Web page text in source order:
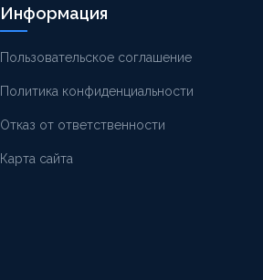
Информация
Пользовательское соглашение
Политика конфиденциальности
Отказ от ответственности
Карта сайта